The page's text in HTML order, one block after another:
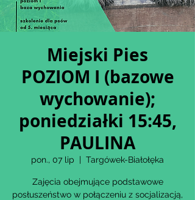
Miejski Pies
POZIOM I (bazowe
wychowanie);
poniedziałki 15:45,
PAULINA
pon., 07 lip
  |
Targówek-Białołęka
Zajęcia obejmujące podstawowe
posłuszeństwo w połączeniu z socjalizacją,